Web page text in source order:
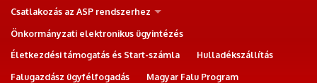
Csatlakozás az ASP rendszerhez
Önkormányzati elektronikus ügyintézés
Életkezdési támogatás és Start-számla
Hulladékszállítás
Falugazdász ügyfélfogadás
Magyar Falu Program